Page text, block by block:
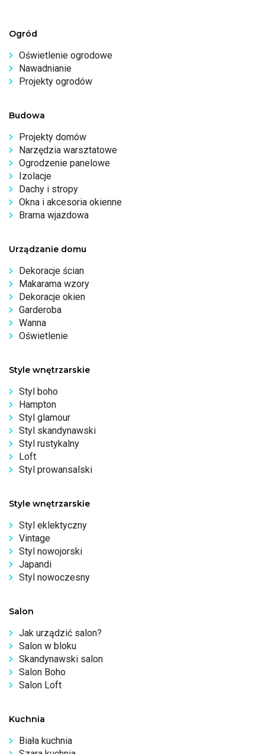
Ogród
Oświetlenie ogrodowe
Nawadnianie
Projekty ogrodów
Budowa
Projekty domów
Narzędzia warsztatowe
Ogrodzenie panelowe
Izolacje
Dachy i stropy
Okna i akcesoria okienne
Brama wjazdowa
Urządzanie domu
Dekoracje ścian
Makarama wzory
Dekoracje okien
Garderoba
Wanna
Oświetlenie
Style wnętrzarskie
Styl boho
Hampton
Styl glamour
Styl skandynawski
Styl rustykalny
Loft
Styl prowansalski
Style wnętrzarskie
Styl eklektyczny
Vintage
Styl nowojorski
Japandi
Styl nowoczesny
Salon
Jak urządzić salon?
Salon w bloku
Skandynawski salon
Salon Boho
Salon Loft
Kuchnia
Biała kuchnia